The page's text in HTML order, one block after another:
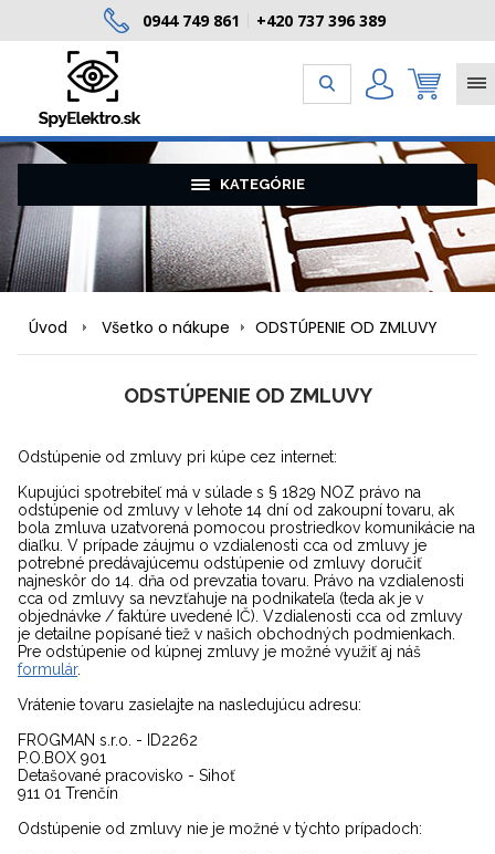
0944 749 861 +420 737 396 389
KATEGÓRIE
Úvod Všetko o nákupe ODSTÚPENIE OD ZMLUVY
ODSTÚPENIE OD ZMLUVY
Odstúpenie od zmluvy pri kúpe cez internet:
Kupujúci spotrebiteľ má v súlade s § 1829 NOZ právo na
odstúpenie od zmluvy v lehote 14 dní od zakoupní tovaru, ak
bola zmluva uzatvorená pomocou prostriedkov komunikácie na
diaľku. V prípade záujmu o vzdialenosti cca od zmluvy je
potrebné predávajúcemu odstúpenie od zmluvy doručiť
najneskôr do 14. dňa od prevzatia tovaru. Právo na vzdialenosti
cca od zmluvy sa nevzťahuje na podnikateľa (teda ak je v
objednávke / faktúre uvedené IČ). Vzdialenosti cca od zmluvy
je detailne popísané tiež v našich obchodných podmienkach.
Pre odstúpenie od kúpnej zmluvy je možné využiť aj náš
formulár.
Vrátenie tovaru zasielajte na nasledujúcu adresu:
FROGMAN s.r.o. - ID2262
P.O.BOX 901
Detašované pracovisko - Sihoť
911 01 Trenčín
Odstúpenie od zmluvy nie je možné v týchto prípadoch: